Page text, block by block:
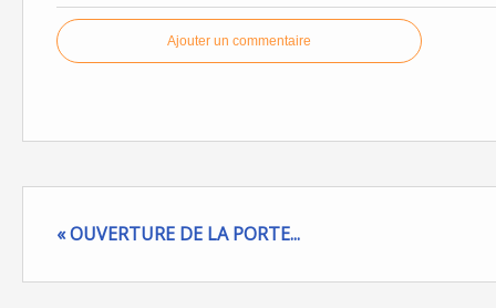
Ajouter un commentaire
« OUVERTURE DE LA PORTE...